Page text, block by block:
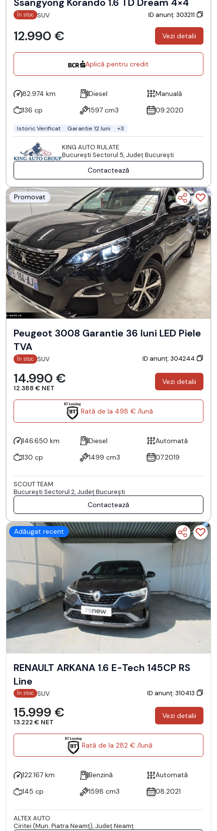
Ssangyong Korando 1.6 TD Dream 4×4
În stoc SUV ID anunț: 303211
12.990 € Vezi detalii
Aplică pentru credit
82.974 km Diesel
Manuală
136 cp
1597 cm3 09.2020
Istoric Verificat Garantie 12 luni +3
KING AUTO RULATE
Bucureşti Sectorul 5, Județ București
Contactează
Promovat
Peugeot 3008 Garantie 36 luni LED Piele
TVA
În stoc SUV ID anunț: 304244
14.990 €
12.388 € NET
Vezi detalii
Rată de la 498 € /lună
146.650 km Diesel
Automată
130 cp
1499 cm3 07.2019
SCOUT TEAM
Bucureşti Sectorul 2, Județ București
Contactează
Adăugat recent
RENAULT ARKANA 1.6 E-Tech 145CP RS
Line
În stoc SUV ID anunț: 310413
15.999 €
13.222 € NET
Vezi detalii
Rată de la 282 € /lună
122.167 km Benzină
Automată
145 cp
1598 cm3 08.2021
ALTEX AUTO
Ciritei (Mun. Piatra Neamţ), Județ Neamţ